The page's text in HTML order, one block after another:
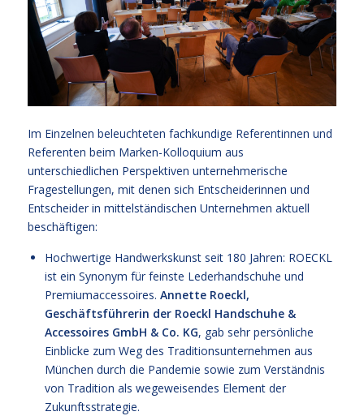
Im Einzelnen beleuchteten fachkundige Referentinnen und
Referenten beim Marken-Kolloquium aus
unterschiedlichen Perspektiven unternehmerische
Fragestellungen, mit denen sich Entscheiderinnen und
Entscheider in mittelständischen Unternehmen aktuell
beschäftigen:
Hochwertige Handwerkskunst seit 180 Jahren: ROECKL
ist ein Synonym für feinste Lederhandschuhe und
Premiumaccessoires. Annette Roeckl,
Geschäftsführerin der Roeckl Handschuhe &
Accessoires GmbH & Co. KG, gab sehr persönliche
Einblicke zum Weg des Traditionsunternehmen aus
München durch die Pandemie sowie zum Verständnis
von Tradition als wegeweisendes Element der
Zukunftsstrategie.